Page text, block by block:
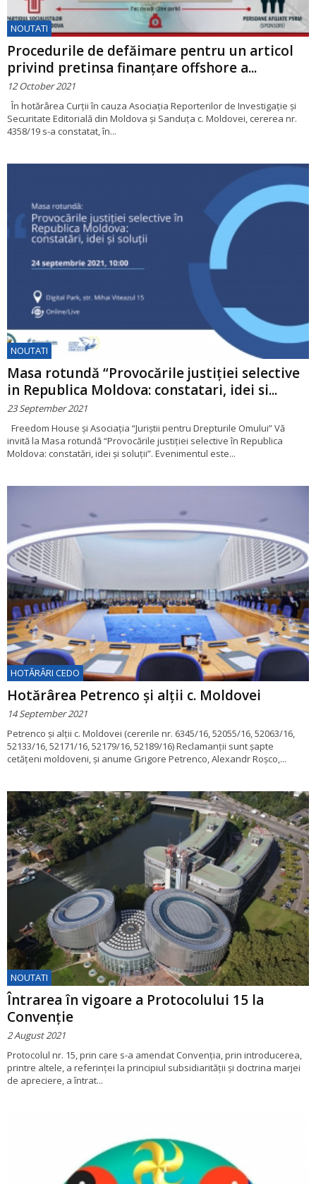
NOUTATI
Procedurile de defăimare pentru un articol
privind pretinsa finanțare offshore a...
12 October 2021
În hotărârea Curții în cauza Asociația Reporterilor de Investigație și
Securitate Editorială din Moldova și Sanduța c. Moldovei, cererea nr.
4358/19 s-a constatat, în...
NOUTATI
Masa rotundă “Provocările justiției selective
in Republica Moldova: constatari, idei si...
23 September 2021
Freedom House și Asociația “Juriștii pentru Drepturile Omului” Vă
invită la Masa rotundă “Provocările justiției selective în Republica
Moldova: constatări, idei și soluții”. Evenimentul este...
HOTĂRÂRI CEDO
Hotărârea Petrenco și alții c. Moldovei
14 September 2021
Petrenco și alții c. Moldovei (cererile nr. 6345/16, 52055/16, 52063/16,
52133/16, 52171/16, 52179/16, 52189/16) Reclamanții sunt șapte
cetățeni moldoveni, și anume Grigore Petrenco, Alexandr Roșco,...
NOUTATI
Întrarea în vigoare a Protocolului 15 la
Convenție
2 August 2021
Protocolul nr. 15, prin care s-a amendat Convenția, prin introducerea,
printre altele, a referinței la principiul subsidiarității și doctrina marjei
de apreciere, a întrat...